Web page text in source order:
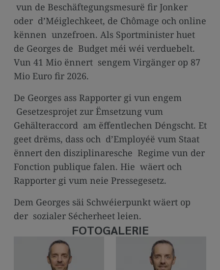
vun de Beschäftegungsmesurë fir Jonker
oder d’Méiglechkeet, de Chômage och online
kënnen unzefroen. Als Sportminister huet
de Georges de Budget méi wéi verduebelt.
Vun 41 Mio ënnert sengem Virgänger op 87
Mio Euro fir 2026.
De Georges ass Rapporter gi vun engem
Gesetzesprojet zur Ëmsetzung vum
Gehälteraccord am ëffentlechen Déngscht. Et
geet drëms, dass och d’Employéë vum Staat
ënnert den disziplinaresche Regime vun der
Fonction publique falen. Hie wäert och
Rapporter gi vum neie Pressegesetz.
Dem Georges säi Schwéierpunkt wäert op
der sozialer Sécherheet leien.
FOTOGALERIE